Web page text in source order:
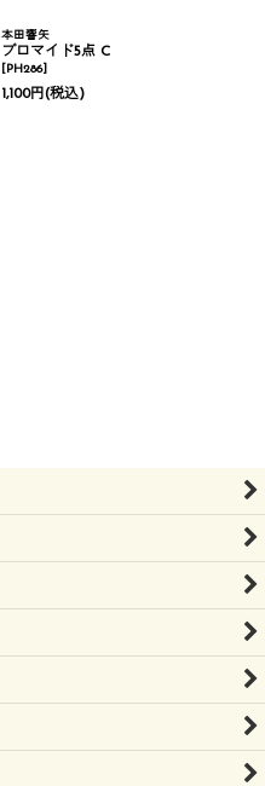
本田響矢
ブロマイド5点 C
[PH286]
1,100円(税込)